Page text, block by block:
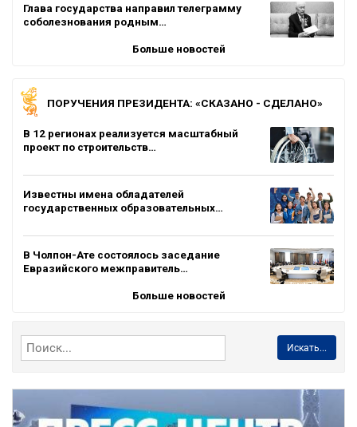
Глава государства направил телеграмму
соболезнования родным…
Больше новостей
ПОРУЧЕНИЯ ПРЕЗИДЕНТА: «СКАЗАНО - СДЕЛАНО»
В 12 регионах реализуется масштабный
проект по строительств…
Известны имена обладателей
государственных образовательных…
В Чолпон-Ате состоялось заседание
Евразийского межправитель…
Больше новостей
Искать...